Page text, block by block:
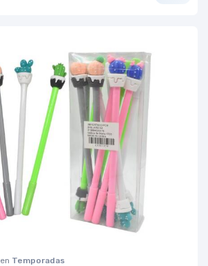
en Temporadas